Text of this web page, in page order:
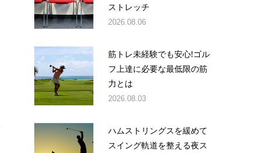
ストレッチ
2026.08.06
筋トレ未経験でも安心!ゴル
フ上達に必要な最低限の筋
力とは
2026.08.03
ハムストリングスを緩めて
スイング軌道を整える夜ス